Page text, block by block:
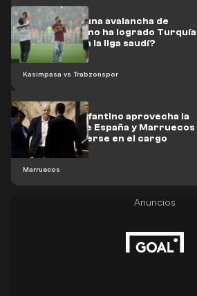
Kasimpasa vs Trabzonspor
En medio de una avalancha de
fichajes: ¿cómo ha logrado Turquía
competir con la liga saudí?
Marruecos
Telegraph: Infantino aprovecha la
tensión entre España y Marruecos
para mantenerse en el cargo